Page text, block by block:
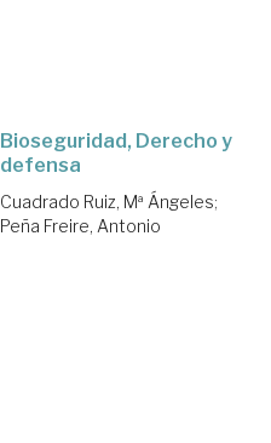
Bioseguridad, Derecho y
defensa
Cuadrado Ruiz, Mª Ángeles;
Peña Freire, Antonio